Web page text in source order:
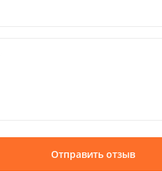
Отправить отзыв